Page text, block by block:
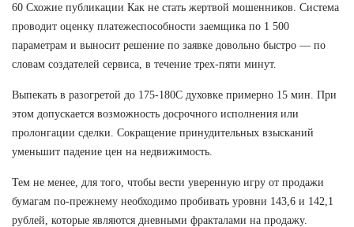
60 Схожие публикации Как не стать жертвой мошенников. Система
проводит оценку платежеспособности заемщика по 1 500
параметрам и выносит решение по заявке довольно быстро — по
словам создателей сервиса, в течение трех-пяти минут.
Выпекать в разогретой до 175-180С духовке примерно 15 мин. При
этом допускается возможность досрочного исполнения или
пролонгации сделки. Сокращение принудительных взысканий
уменьшит падение цен на недвижимость.
Тем не менее, для того, чтобы вести уверенную игру от продажи
бумагам по-прежнему необходимо пробивать уровни 143,6 и 142,1
рублей, которые являются дневными фракталами на продажу.